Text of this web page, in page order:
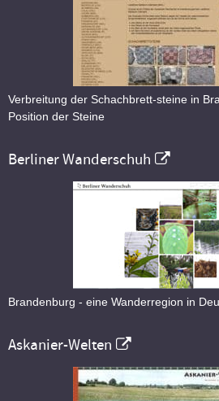
Verbreitung der Schachbrett-steine in
Position der Steine
Berliner Wanderschuh
Brandenburg - eine Wanderregion in
Askanier-Welten